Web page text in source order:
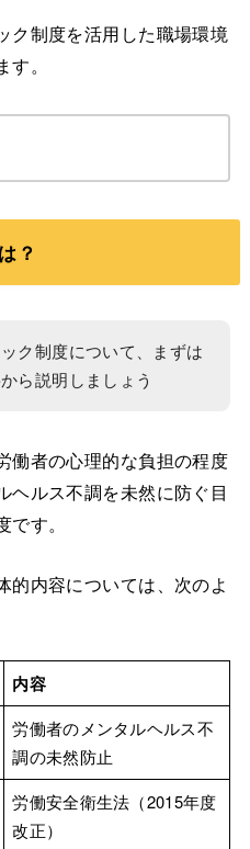
ク制度を活用した職場環境
。
？
ク制度について、まずは
ら説明しましょう
働者の心理的な負担の程度
ヘルス不調を未然に防ぐ目
す。
的内容については、次のよ
内容
労働者のメンタルヘルス不
調の未然防止
労働安全衛生法（2015年度
改正）